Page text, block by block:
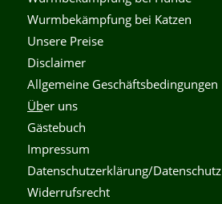
Wurmbekämpfung bei Katzen
Unsere Preise
Disclaimer
Allgemeine Geschäftsbedingungen
Über uns
Gästebuch
Impressum
Datenschutzerklärung/Datenschutz
Widerrufsrecht